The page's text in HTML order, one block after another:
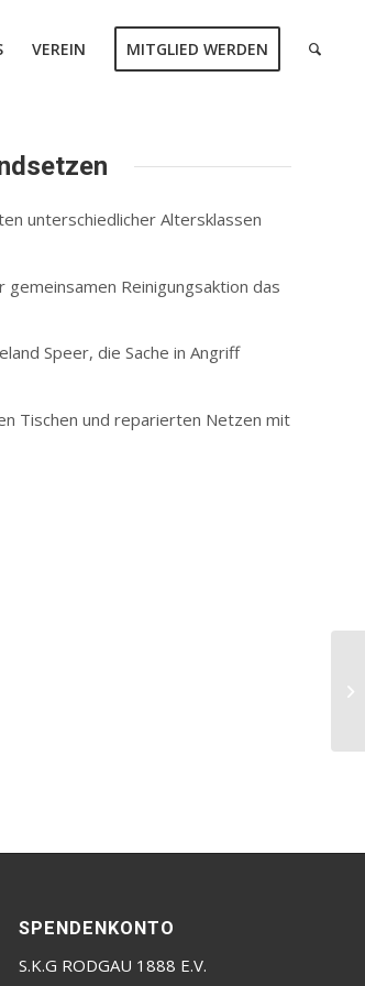
VEREIN MITGLIED WERDEN
unterschiedlicher Altersklassen
Reinigungsaktion das
Speer, die Sache in Angriff
Tischen und reparierten Netzen mit
SPENDENKONTO
S.K.G RODGAU 1888 E.V.